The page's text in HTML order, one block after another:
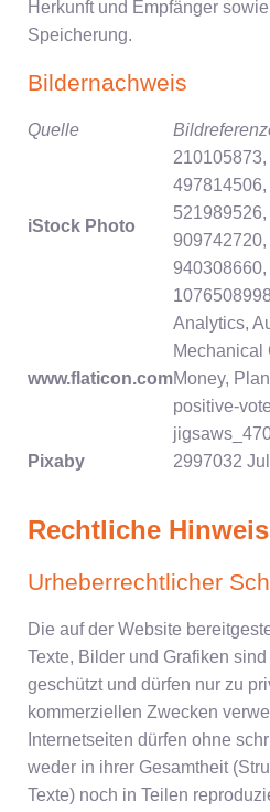
Herkunft und Empfänger
Speicherung.
Bildernachweis
Quelle
iStock Photo
497814506,
909742720,
1076508998
www.flaticon.com
Analytics,
Mechanical
Money,
positive-
Pixaby
2997032
Rechtliche
Urheberrechtlicher
Die auf der Website
Texte, Bilder und Grafiken
geschützt und dürfen nur zu
kommerziellen Zwecken
Internetseiten dürfen ohne
weder in ihrer Gesamtheit
Texte) noch in Teilen